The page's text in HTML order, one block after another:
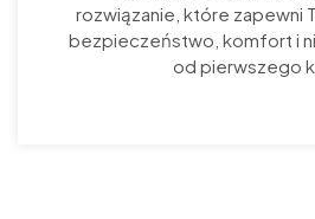
rozwiązanie, które zapewni
bezpieczeństwo, komfort i
od pierwszego